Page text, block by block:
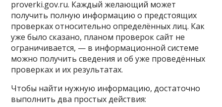
proverki.gov.ru. Каждый желающий может
получить полную информацию о предстоящих
проверках относительно определённых лиц. Как
уже было сказано, планом проверок сайт не
ограничивается, — в информационной системе
можно получить сведения и об уже проведённых
проверках и их результатах.
Чтобы найти нужную информацию, достаточно
выполнить два простых действия: